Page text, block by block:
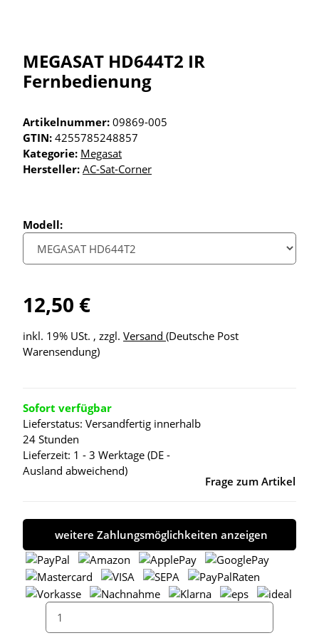
MEGASAT HD644T2 IR
Fernbedienung
Artikelnummer: 09869-005
GTIN: 4255785248857
Kategorie: Megasat
Hersteller: AC-Sat-Corner
Modell:
12,50 €
inkl. 19% USt. , zzgl. Versand (Deutsche Post
Warensendung)
Sofort verfügbar
Lieferstatus: Versandfertig innerhalb
24 Stunden
Lieferzeit: 1 - 3 Werktage (DE -
Ausland abweichend)
Frage zum Artikel
weitere Zahlungsmöglichkeiten anzeigen